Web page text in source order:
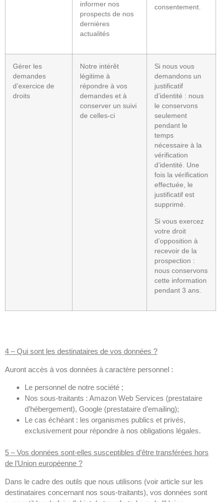
informer nos
prospects de nos
dernières
actualités
consentement.
Gérer les
demandes
d’exercice de
droits
Notre intérêt
légitime à
répondre à vos
demandes et à
conserver un suivi
de celles-ci
Si nous vous
demandons un
justificatif
d’identité : nous
le conservons
seulement
pendant le
temps
nécessaire à la
vérification
d’identité. Une
fois la vérification
effectuée, le
justificatif est
supprimé.
Si vous exercez
votre droit
d’opposition à
recevoir de la
prospection :
nous conservons
cette information
pendant 3 ans.
4 – Qui sont les destinataires de vos données ?
Auront accès à vos données à caractère personnel :
Le personnel de notre société ;
Nos sous-traitants : Amazon Web Services (prestataire
d’hébergement), Google (prestataire d’emailing);
Le cas échéant : les organismes publics et privés,
exclusivement pour répondre à nos obligations légales.
5 – Vos données sont-elles susceptibles d’être transférées hors
de l’Union européenne ?
Dans le cadre des outils que nous utilisons (voir article sur les
destinataires concernant nos sous-traitants), vos données sont